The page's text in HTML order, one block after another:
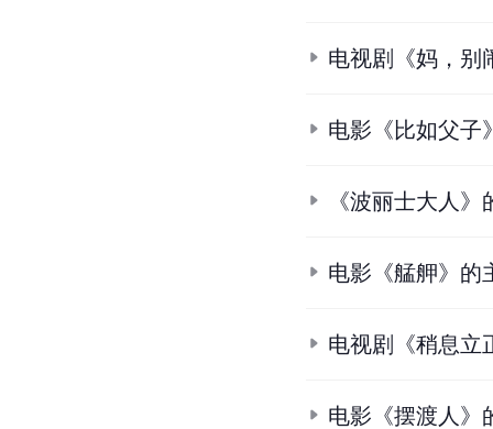
电视剧《妈，别
电影《比如父子
《波丽士大人
电影《艋舺》的
电视剧《稍息立
电影《摆渡人》